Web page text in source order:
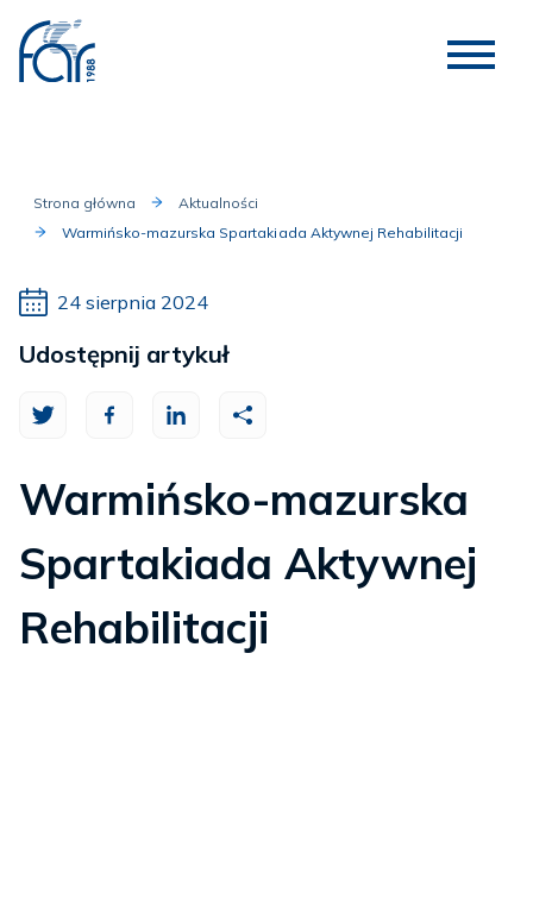
Strona główna
Aktualności
Warmińsko-mazurska Spartakiada Aktywnej Rehabilitacji
24 sierpnia 2024
Warmińsko-mazurska
Spartakiada Aktywnej
Rehabilitacji
Udostępnij artykuł